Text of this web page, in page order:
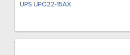
UPS UPO22-15AX